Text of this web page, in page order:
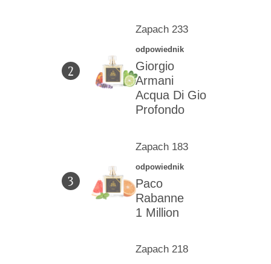
2
Zapach 233
odpowiednik
Giorgio
Armani
Acqua Di Gio
Profondo
3
Zapach 183
odpowiednik
Paco
Rabanne
1 Million
Zapach 218